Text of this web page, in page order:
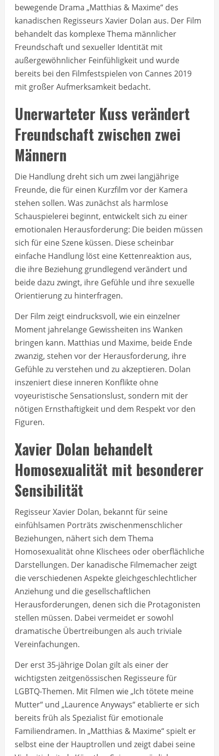
bewegende Drama „Matthias & Maxime“ des
kanadischen Regisseurs Xavier Dolan aus. Der Film
behandelt das komplexe Thema männlicher
Freundschaft und sexueller Identität mit
außergewöhnlicher Feinfühligkeit und wurde
bereits bei den Filmfestspielen von Cannes 2019
mit großer Aufmerksamkeit bedacht.
Unerwarteter Kuss verändert
Freundschaft zwischen zwei
Männern
Die Handlung dreht sich um zwei langjährige
Freunde, die für einen Kurzfilm vor der Kamera
stehen sollen. Was zunächst als harmlose
Schauspielerei beginnt, entwickelt sich zu einer
emotionalen Herausforderung: Die beiden müssen
sich für eine Szene küssen. Diese scheinbar
einfache Handlung löst eine Kettenreaktion aus,
die ihre Beziehung grundlegend verändert und
beide dazu zwingt, ihre Gefühle und ihre sexuelle
Orientierung zu hinterfragen.
Der Film zeigt eindrucksvoll, wie ein einzelner
Moment jahrelange Gewissheiten ins Wanken
bringen kann. Matthias und Maxime, beide Ende
zwanzig, stehen vor der Herausforderung, ihre
Gefühle zu verstehen und zu akzeptieren. Dolan
inszeniert diese inneren Konflikte ohne
voyeuristische Sensationslust, sondern mit der
nötigen Ernsthaftigkeit und dem Respekt vor den
Figuren.
Xavier Dolan behandelt
Homosexualität mit besonderer
Sensibilität
Regisseur Xavier Dolan, bekannt für seine
einfühlsamen Porträts zwischenmenschlicher
Beziehungen, nähert sich dem Thema
Homosexualität ohne Klischees oder oberflächliche
Darstellungen. Der kanadische Filmemacher zeigt
die verschiedenen Aspekte gleichgeschlechtlicher
Anziehung und die gesellschaftlichen
Herausforderungen, denen sich die Protagonisten
stellen müssen. Dabei vermeidet er sowohl
dramatische Übertreibungen als auch triviale
Vereinfachungen.
Der erst 35-jährige Dolan gilt als einer der
wichtigsten zeitgenössischen Regisseure für
LGBTQ-Themen. Mit Filmen wie „Ich tötete meine
Mutter“ und „Laurence Anyways“ etablierte er sich
bereits früh als Spezialist für emotionale
Familiendramen. In „Matthias & Maxime“ spielt er
selbst eine der Hauptrollen und zeigt dabei seine